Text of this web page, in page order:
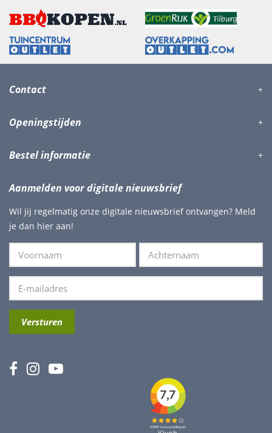
Contact
Openingstijden
Bestel informatie
Aanmelden voor digitale nieuwsbrief
Wil jij regelmatig onze digitale nieuwsbrief ontvangen? Meld
je dan hier aan!